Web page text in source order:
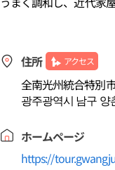
住所 アクセス
全南光州統合特別
광주광역시 남구 양
ホームページ
https://